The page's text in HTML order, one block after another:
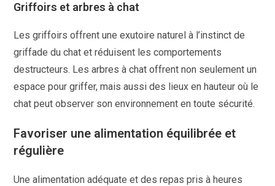
Griffoirs et arbres à chat
Les griffoirs offrent une exutoire naturel à l’instinct de
griffade du chat et réduisent les comportements
destructeurs. Les arbres à chat offrent non seulement un
espace pour griffer, mais aussi des lieux en hauteur où le
chat peut observer son environnement en toute sécurité.
Favoriser une alimentation équilibrée et
régulière
Une alimentation adéquate et des repas pris à heures